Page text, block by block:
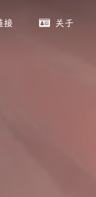
接 关于